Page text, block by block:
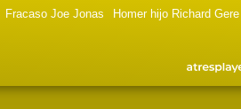
Fracaso Joe Jonas Homer hijo Richard Gere